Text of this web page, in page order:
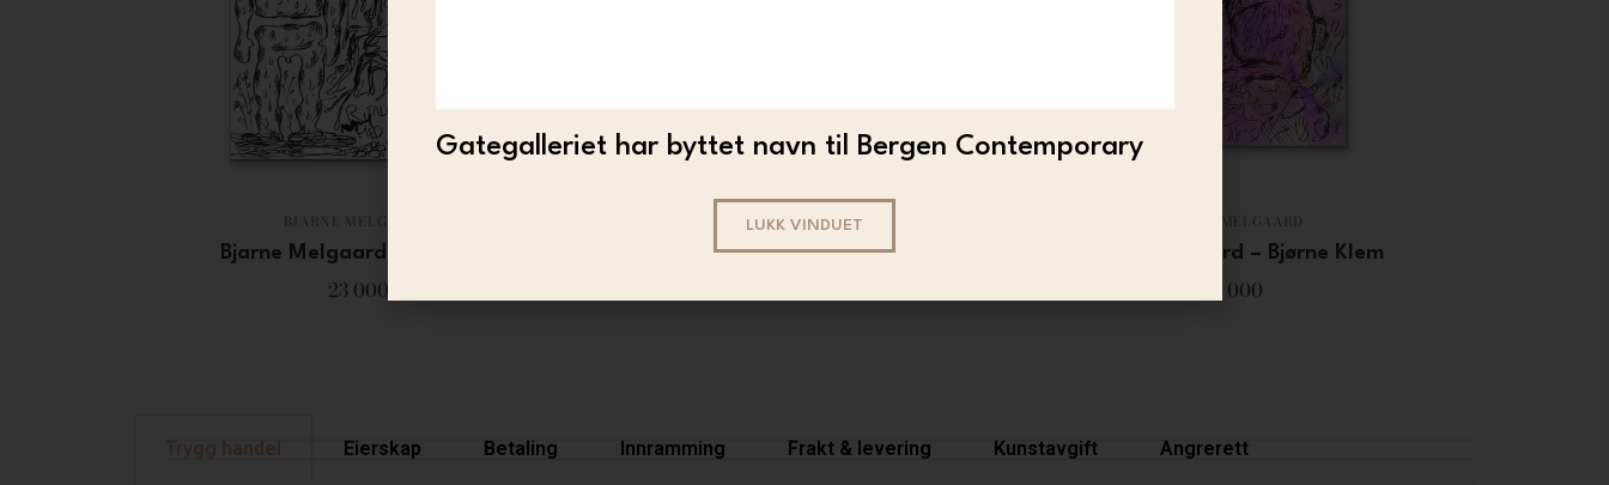
BJARNE MELGAARD
Bjarne Melgaard – Untitled
23 000
BJARNE MELGAARD
Bjarne Melgaard – Untitled
BJARNE MELGAARD
Bjarne Melgaard – Bjørne Klem
15 000
Eierskap Betaling Innramming Frakt & levering Kunstavgift Angrerett
Gategalleriet har byttet navn til Bergen Contemporary
LUKK VINDUET